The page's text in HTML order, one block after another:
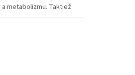
metabolizmu. Taktiež
pri gastritíde s
a
polipoch